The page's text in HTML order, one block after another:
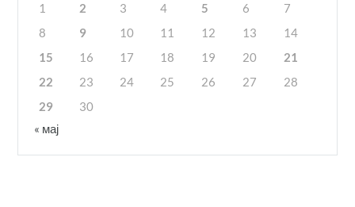
1
2 3 4 5 6
7
8
9 10 11 12 13
14
15
16 17 18 19 20
21
22
23 24 25 26 27
28
29
30
« мај